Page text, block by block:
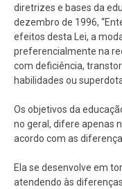
diretrizes e bases da
dezembro de 1996,
efeitos desta Lei, a
preferencialmente na
com deficiência,
habilidades ou
Os objetivos da
no geral, difere apenas
acordo com as
Ela se desenvolve em
atendendo às